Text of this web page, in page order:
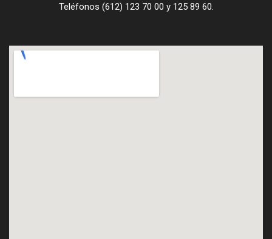
Teléfonos (612) 123 70 00 y 125 89 60.